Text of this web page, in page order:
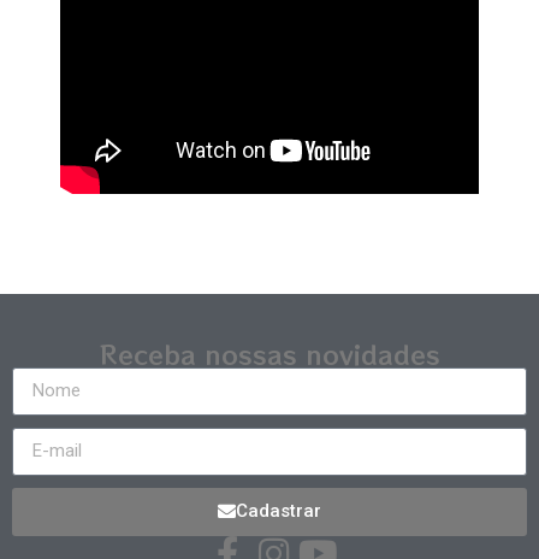
Receba nossas novidades
Cadastrar